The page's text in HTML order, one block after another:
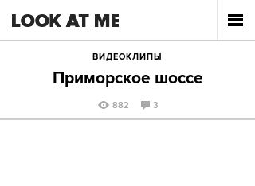
ВИДЕОКЛИПЫ
Приморское шоссе
882 3